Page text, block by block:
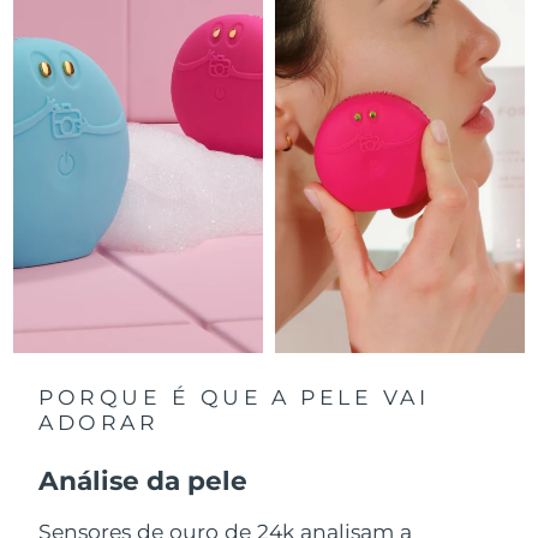
PORQUE É QUE A PELE VAI
ADORAR
Análise da pele
Sensores de ouro de 24k analisam a
Entrega prevista 8/11/26
Macau, RAE da
China
Entrega prevista 8/13/26
Malásia Entrega prevista8/14/26
Entrega prevista 8/11/26
México Entrega prevista 8/15/26
Mônaco Entrega prevista 8/12/26
Países Baixos Entrega prevista